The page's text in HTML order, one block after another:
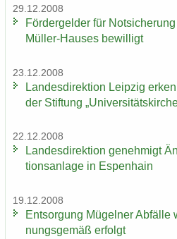
29.12.2008
För­der­gel­der für
Müller-Hauses be­wil­ligt
23.12.2008
Lan­des­di­rek­ti­on Leip­zig
der Stif­tung
22.12.2008
Lan­des­di­rek­ti­on ge­neh­migt
ti­ons­an­la­ge in Es­pen­hain
19.12.2008
Ent­sor­gung Mü­gel­ner
nungs­ge­mäß er­folgt